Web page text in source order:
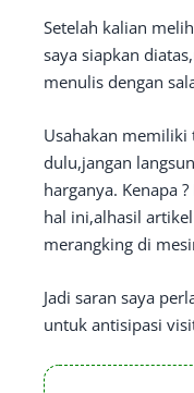
Setelah kalian
saya siapkan
menulis dengan
Usahakan
dulu,jangan
harganya. Kenapa
hal ini,alhasil
merangking di
Jadi saran saya
untuk antisipasi